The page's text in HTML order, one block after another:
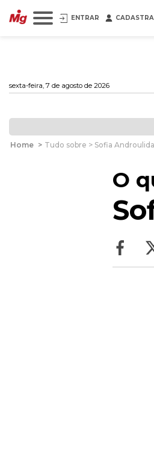
ENTRAR
sexta-feira, 7 de agosto de 2026
Home > Tudo sobre > Sofia
O